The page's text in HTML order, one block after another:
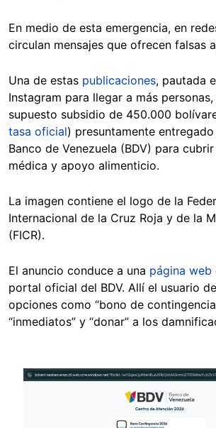
En medio de esta emergencia, en
circulan mensajes que ofrecen falsas
Una de estas publicaciones, pautada
Instagram para llegar a más
supuesto subsidio de 450.000
tasa oficial) presuntamente
Banco de Venezuela (BDV) para
médica y apoyo alimenticio.
La imagen contiene el logo de la
Internacional de la Cruz Roja y de la
(FICR).
El anuncio conduce a una página web
portal oficial del BDV. Allí el usuario
opciones como “bono de
“inmediatos” y “donar” a los
Image